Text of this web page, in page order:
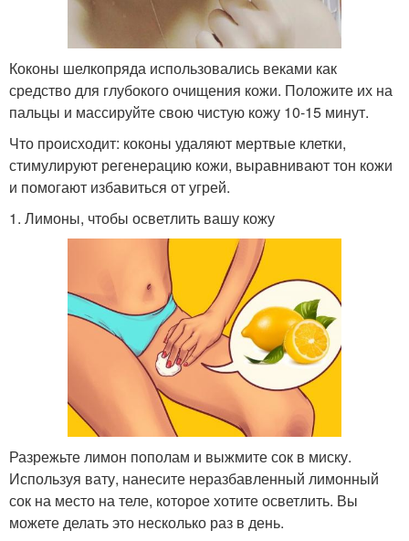
Коконы шелкопряда использовались веками как
средство для глубокого очищения кожи. Положите их на
пальцы и массируйте свою чистую кожу 10-15 минут.
Что происходит: коконы удаляют мертвые клетки,
стимулируют регенерацию кожи, выравнивают тон кожи
и помогают избавиться от угрей.
1. Лимоны, чтобы осветлить вашу кожу
Разрежьте лимон пополам и выжмите сок в миску.
Используя вату, нанесите неразбавленный лимонный
сок на место на теле, которое хотите осветлить. Вы
можете делать это несколько раз в день.